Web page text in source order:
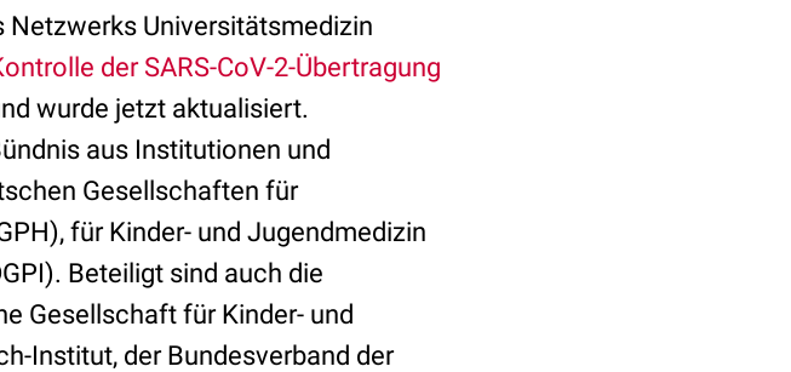
Netzwerks Universitätsmedizin
der SARS-CoV-2-Übertragung
wurde jetzt aktualisiert.
aus Institutionen und
Gesellschaften für
für Kinder- und Jugendmedizin
Beteiligt sind auch die
Gesellschaft für Kinder- und
Institut, der Bundesverband der